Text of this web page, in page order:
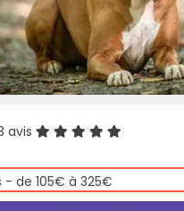
avis
de 105€ à 325€